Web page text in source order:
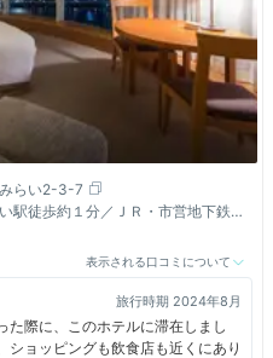
らい2-3-7
駅徒歩約１分／ＪＲ・市営地下鉄線
表示される口コミについて
旅行時期 2024年8月
た際に、このホテルに滞在しまし
ョッピングも飲食店も近くにあり